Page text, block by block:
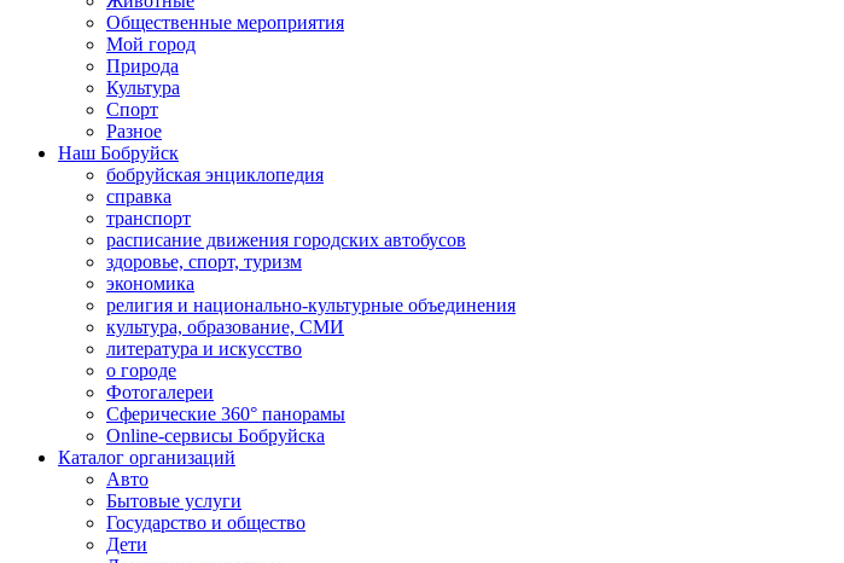
Общественные мероприятия
Мой город
Природа
Культура
Спорт
Разное
Наш Бобруйск
бобруйская энциклопедия
справка
транспорт
расписание движения городских автобусов
здоровье, спорт, туризм
экономика
религия и национально-культурные объединения
культура, образование, СМИ
литература и искусство
о городе
Фотогалереи
Сферические 360° панорамы
Online-сервисы Бобруйска
Каталог организаций
Авто
Бытовые услуги
Государство и общество
Дети